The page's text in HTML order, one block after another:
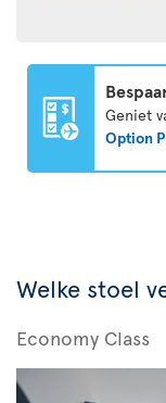
Geniet
Option
Welke stoel
Economy Class